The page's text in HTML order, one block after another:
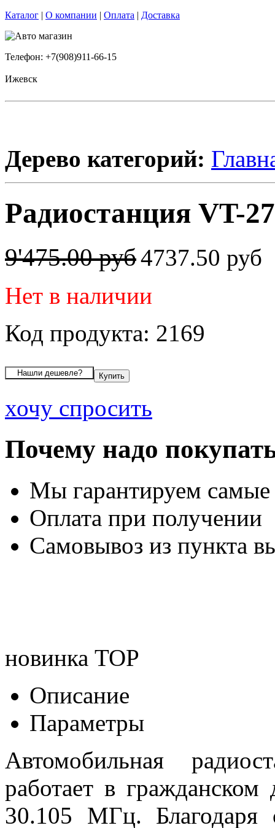
Каталог | О компании | Оплата | Доставка
Телефон: +7(908)911-66-15
Ижевск
Дерево категорий:
Радиостанция VT-
9'475.00 руб4737.50 руб
Нет в наличии
Код продукта: 2169
хочу спросить
Почему надо
Мы гарантируем
Оплата при получении
Самовывоз из пункта
новинка TOP
Описание
Параметры
Автомобильная
работает в гражданском
30.105 МГц. Благодаря